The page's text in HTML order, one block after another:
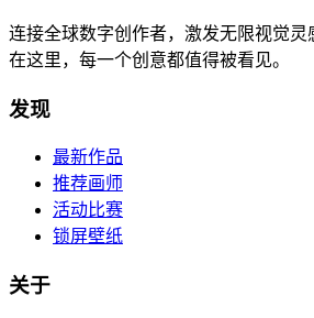
连接全球数字创作者，激发无限视觉灵
在这里，每一个创意都值得被看见。
发现
最新作品
推荐画师
活动比赛
锁屏壁纸
关于